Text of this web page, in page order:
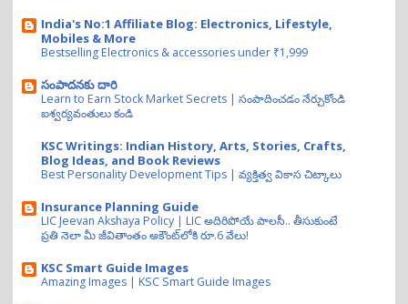
India's No:1 Affiliate Blog: Electronics, Lifestyle,
Mobiles & More
Bestselling Electronics & accessories under ₹1,999
సంపాదనకు దారి
Learn to Earn Stock Market Secrets | సంపాదించడం నేర్చుకోండి
ఐశ్వర్యవంతులు కండి
KSC Writings: Indian History, Arts, Stories, Crafts,
Blog Ideas, and Book Reviews
Best Personality Development Tips | వ్యక్తిత్వ వికాస చిట్కాలు
Insurance Planning Guide
LIC Jeevan Akshaya Policy | LIC అదిరిపోయే పాలసీ.. తీసుకుంటే
ప్రతి నెలా మీ జీవితాంతం అకౌంట్‌లోకి రూ.6 వేలు!
KSC Smart Guide Images
Amazing Images | KSC Smart Guide Images